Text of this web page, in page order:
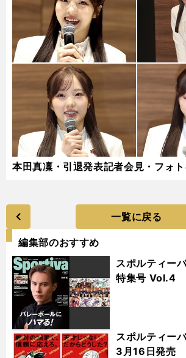
本田真凜・引退発表記者会見・フォ
一覧に戻る
編集部のおすすめ
スポルティー
特集号 Vol.4
スポルティ
3月16日発売